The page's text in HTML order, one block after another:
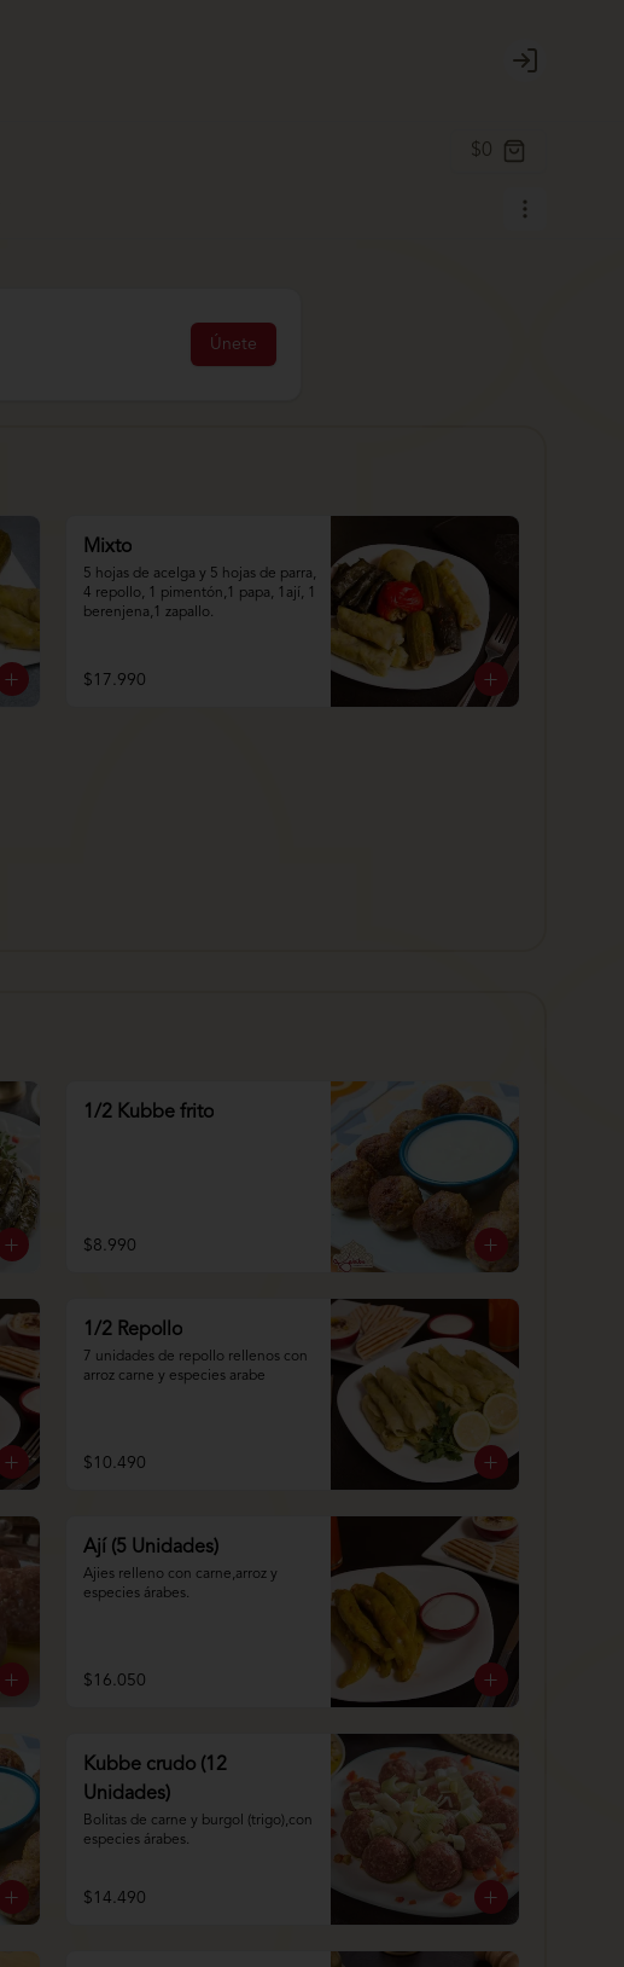
Login
$0
Únete
Mixto
5 hojas de acelga y 5 hojas de parra,
4 repollo, 1 pimentón,1 papa, 1ají, 1
berenjena,1 zapallo.
$17.990
1/2 Kubbe frito
$8.990
1/2 Repollo
7 unidades de repollo rellenos con
arroz carne y especies arabe
$10.490
Ají (5 Unidades)
Ajies relleno con carne,arroz y
especies árabes.
$16.050
Kubbe crudo (12
Unidades)
Bolitas de carne y burgol (trigo),con
especies árabes.
$14.490